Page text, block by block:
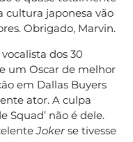
cultura japonesa vão
Obrigado, Marvin.
dos 30
um Oscar de melhor
em Dallas Buyers
ator. A culpa
Squad’ não é dele.
Jokerse tivesse